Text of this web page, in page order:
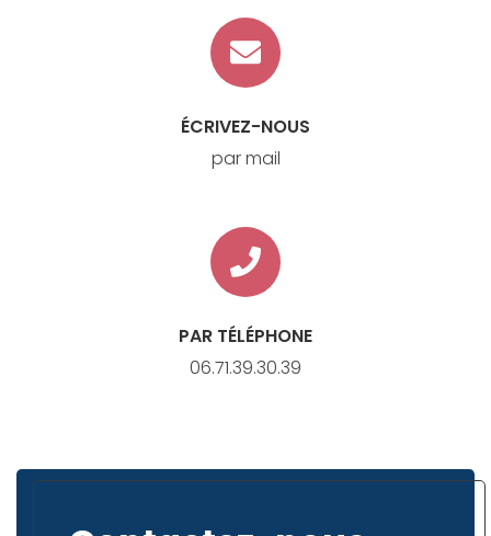
ÉCRIVEZ-NOUS
par mail
PAR TÉLÉPHONE
06.71.39.30.39